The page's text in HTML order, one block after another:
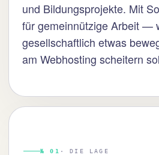
und Bildungsprojekte. Mit
für gemeinnützige Arbeit —
gesellschaftlich etwas
am Webhosting scheitern
№ 01 · DIE LAGE